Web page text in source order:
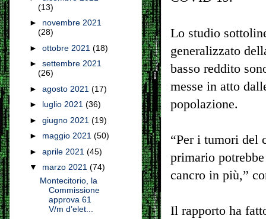
Lo studio
generalizzato
basso reddito
messe in atto
popolazione.
“Per i tumori del
primario
cancro in più,”
Il rapporto ha
(13)
► novembre 2021
(28)
► ottobre 2021 (18)
► settembre 2021
(26)
► agosto 2021 (17)
► luglio 2021 (36)
► giugno 2021 (19)
► maggio 2021 (50)
► aprile 2021 (45)
▼ marzo 2021 (74)
Montecitorio, la
Commissione
approva 61
V/m d’elet...